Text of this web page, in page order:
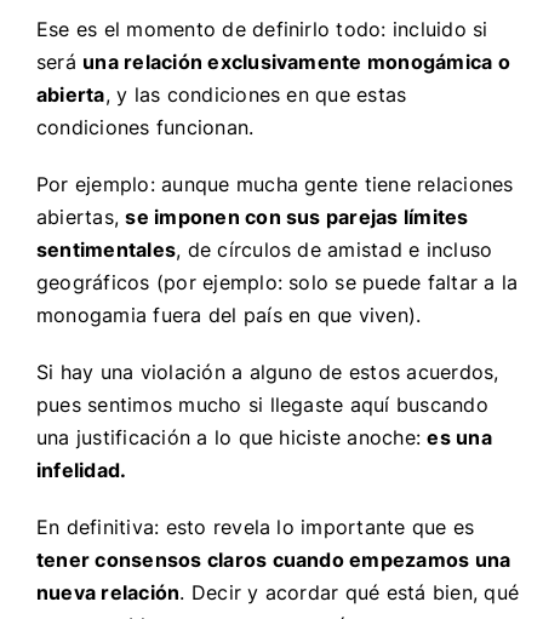
Ese es el momento de definirlo todo: incluido si
será una relación exclusivamente monogámica o
abierta, y las condiciones en que estas
condiciones funcionan.
Por ejemplo: aunque mucha gente tiene relaciones
abiertas,se imponen con sus parejas límites
sentimentales, de círculos de amistad e incluso
geográficos (por ejemplo: solo se puede faltar a la
monogamia fuera del país en que viven).
Si hay una violación a alguno de estos acuerdos,
pues sentimos mucho si llegaste aquí buscando
una justificación a lo que hiciste anoche:es una
infelidad.
En definitiva: esto revela lo importante que es
tener consensos claros cuando empezamos una
nueva relación. Decir y acordar qué está bien, qué